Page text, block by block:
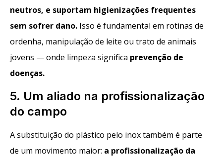
neutros, e suportam higienizações frequentes
sem sofrer dano. Isso é fundamental em rotinas de
ordenha, manipulação de leite ou trato de animais
jovens — onde limpeza significa prevenção de
doenças.
5. Um aliado na profissionalização
do campo
A substituição do plástico pelo inox também é parte
de um movimento maior: a profissionalização da